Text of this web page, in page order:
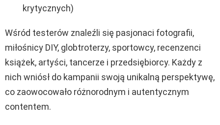
krytycznych)
Wśród testerów znaleźli się pasjonaci fotografii,
miłośnicy DIY, globtroterzy, sportowcy, recenzenci
książek, artyści, tancerze i przedsiębiorcy. Każdy z
nich wniósł do kampanii swoją unikalną perspektywę,
co zaowocowało różnorodnym i autentycznym
contentem.